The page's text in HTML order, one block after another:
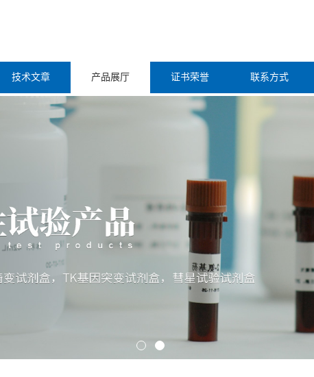
技术文章 产品展厅 证书荣誉 联系方式